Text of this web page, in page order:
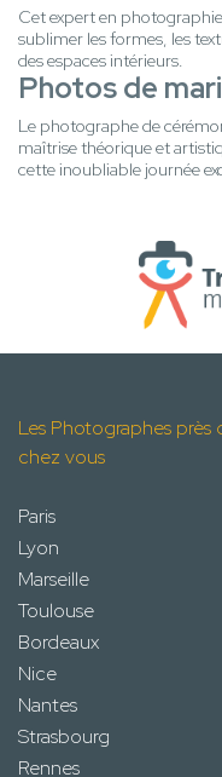
Cet expert en
sublimer les formes, les
des espaces intérieurs.
Photos de
Le photographe de
maîtrise théorique et
cette inoubliable journée
Les Photographes près
chez vous
Paris
Lyon
Marseille
Toulouse
Bordeaux
Nice
Nantes
Strasbourg
Rennes